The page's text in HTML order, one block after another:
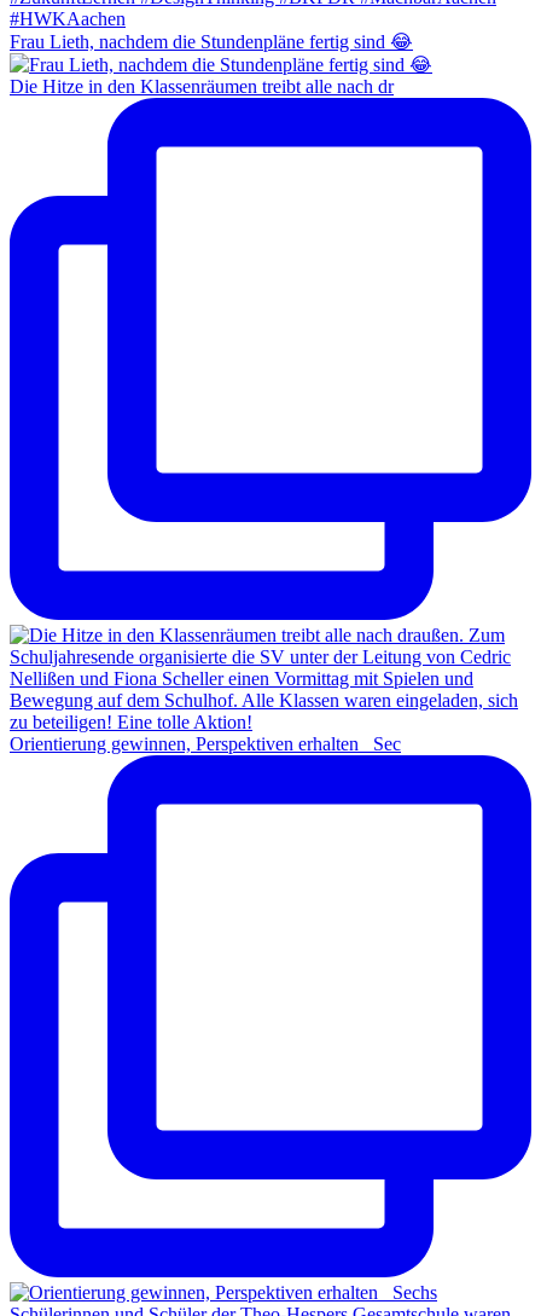
Frau Lieth, nachdem die Stundenpläne fertig sind 😂
Die Hitze in den Klassenräumen treibt alle nach dr
Orientierung gewinnen, Perspektiven erhalten Sec